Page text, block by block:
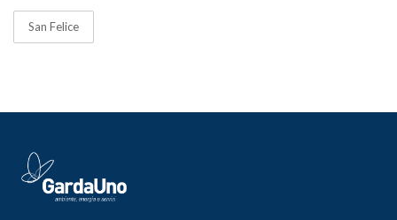
San Felice